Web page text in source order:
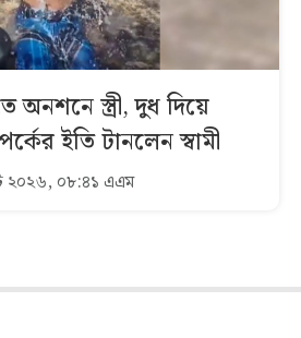
অনশনে স্ত্রী, দুধ দিয়ে
ইতি টানলেন স্বামী
২০২৬, ০৮:৪১ এএম